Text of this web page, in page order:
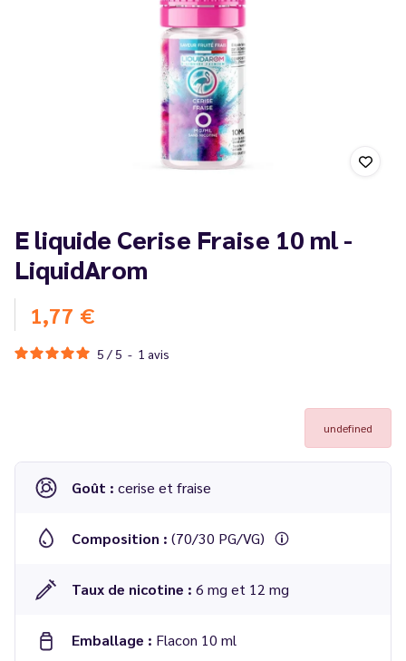
E liquide Cerise Fraise 10 ml -
LiquidArom
1,77 €
5 / 5 - 1 avis
undefined
Goût : cerise et fraise
Composition : (70/30 PG/VG)
Taux de nicotine : 6 mg et 12 mg
Emballage : Flacon 10 ml